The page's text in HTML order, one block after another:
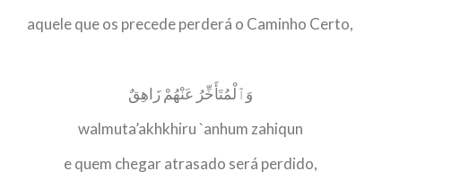
aquele que os precede perderá o Caminho Certo,
وَٱلْمُتَأَخِّرُ عَنْهُمْ زَاهِقٌ
walmuta’akhkhiru `anhum zahiqun
e quem chegar atrasado será perdido,